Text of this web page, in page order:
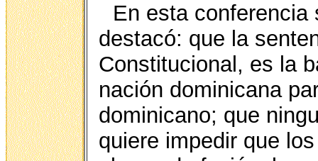
En esta
destacó: que la
Constitucional, es la
nación dominicana
dominicano; que
quiere impedir que